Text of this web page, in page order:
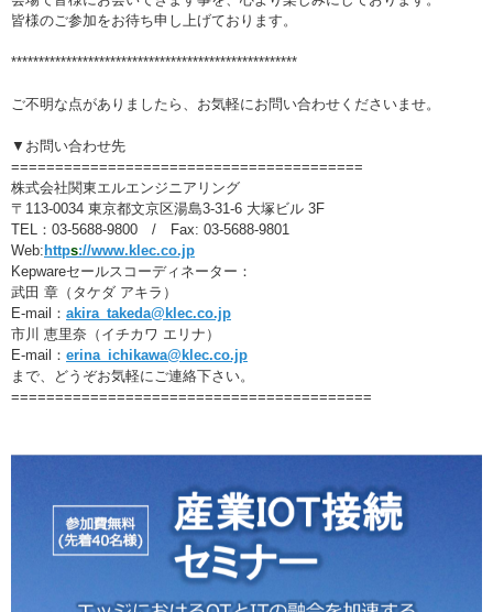
皆様のご参加をお待ち申し上げております。
****************************************************
ご不明な点がありましたら、お気軽にお問い合わせくださいませ。
▼お問い合わせ先
========================================
株式会社関東エルエンジニアリング
〒113-0034 東京都文京区湯島3-31-6 大塚ビル 3F
TEL：03-5688-9800 / Fax: 03-5688-9801
Web: https://www.klec.co.jp
Kepwareセールスコーディネーター：
武田 章（タケダ アキラ）
E-mail： akira_takeda@klec.co.jp
市川 恵里奈（イチカワ エリナ）
E-mail： erina_ichikawa@klec.co.jp
まで、どうぞお気軽にご連絡下さい。
=========================================